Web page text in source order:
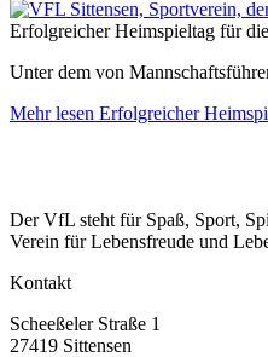
Erfolgreicher Heimspieltag für
Unter dem von
Mehr lesen Erfolgreicher
Der VfL steht für Spaß, Sport,
Ver­ein für Le­bens­freu­de und
Kontakt
Scheeßeler Straße 1
27419 Sittensen